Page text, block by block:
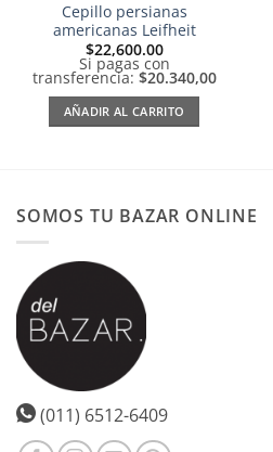
Cepillo persianas
americanas Leifheit
$22,600.00
Si pagas con
transferencia: $20.340,00
AÑADIR AL CARRITO
SOMOS TU BAZAR ONLINE
(011) 6512-6409